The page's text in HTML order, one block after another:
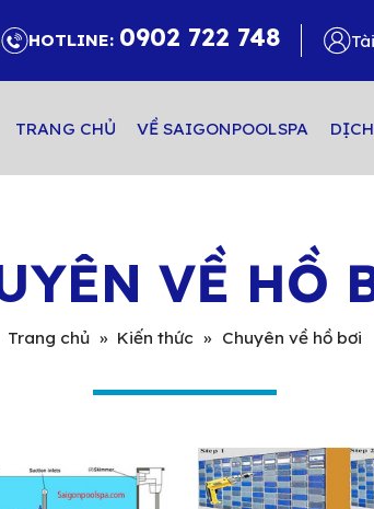
HOTLINE: 0902 722 748
TRANG CHỦ VỀ SAIGONPOOLSPA
VỀ HỒ
Trang chủ » Kiến thức » Chuyên về hồ bơi